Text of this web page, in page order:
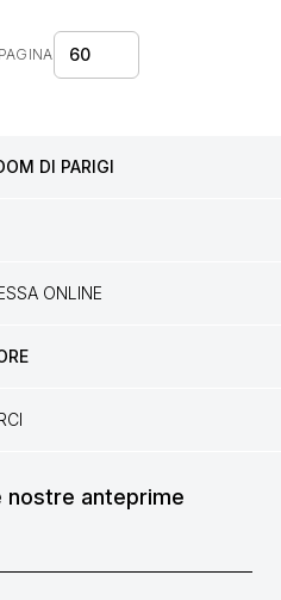
60
DI PARIGI
ONLINE
nostre anteprime